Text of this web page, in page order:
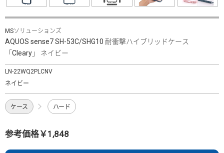
MSソリューションズ
AQUOS sense7 SH-53C/SHG10 耐衝撃ハイブリッドケース
「Cleary」 ネイビー
LN-22WQ2PLCNV
ネイビー
ケース ハード
参考価格￥1,848